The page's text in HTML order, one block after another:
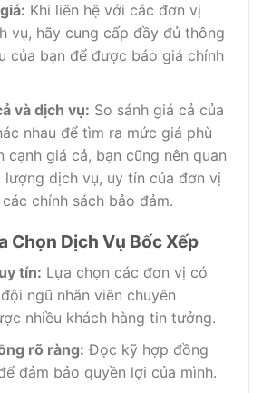
Khi liên hệ với các đơn vị
vụ, hãy cung cấp đầy đủ thông
của bạn để được báo giá chính
và dịch vụ: So sánh giá cả của
nhau để tìm ra mức giá phù
cạnh giá cả, bạn cũng nên quan
lượng dịch vụ, uy tín của đơn vị
chính sách bảo đảm.
Chọn Dịch Vụ Bốc Xếp
tín: Lựa chọn các đơn vị có
ngũ nhân viên chuyên
nhiều khách hàng tin tưởng.
rõ ràng: Đọc kỹ hợp đồng
đảm bảo quyền lợi của mình.